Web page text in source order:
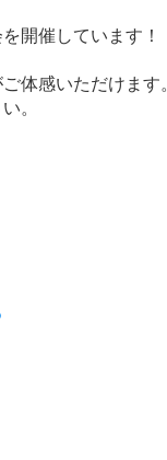
開催しています！
体感いただけます。
。